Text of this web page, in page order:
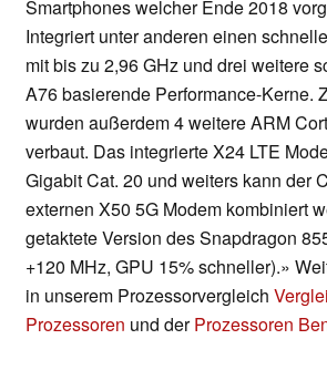
Smartphones welcher Ende 2018
Integriert unter anderen einen
mit bis zu 2,96 GHz und drei weitere
A76 basierende Performance-Kerne.
wurden außerdem 4 weitere ARM
verbaut. Das integrierte X24 LTE
Gigabit Cat. 20 und weiters kann der
externen X50 5G Modem kombiniert
getaktete Version des Snapdragon
+120 MHz, GPU 15% schneller).»
in unserem Prozessorvergleich
Prozessoren und derProzessoren